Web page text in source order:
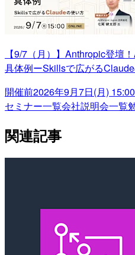
【9/7（月）】Anthropic登壇
具体例ーSkillsで広がる
開催前2026年9月7日(月) 15:00
セミナー一覧会社説明会一覧
関連記事